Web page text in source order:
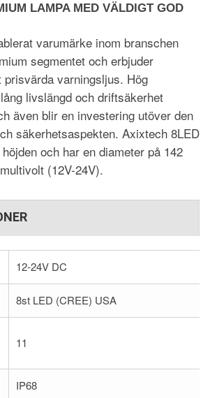
LAMPA MED VÄLDIGT GOD
varumärke inom branschen
segmentet och erbjuder
prisvärda varningsljus. Hög
livslängd och driftsäkerhet
även blir en investering utöver den
säkerhetsaspekten. Axixtech 8LED
och har en diameter på 142
(12V-24V).
12-24V DC
8st LED (CREE) USA
11
IP68